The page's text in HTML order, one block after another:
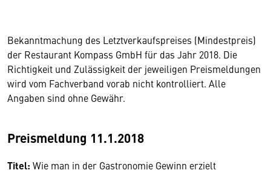
Bekanntmachung des Letztverkaufspreises (Mindestpreis)
der Restaurant Kompass GmbH für das Jahr 2018. Die
Richtigkeit und Zulässigkeit der jeweiligen Preismeldungen
wird vom Fachverband vorab nicht kontrolliert. Alle
Angaben sind ohne Gewähr.
Preismeldung 11.1.2018
Titel: Wie man in der Gastronomie Gewinn erzielt